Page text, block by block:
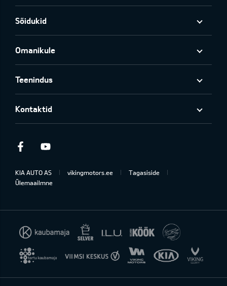
Sõidukid
Omanikule
Teenindus
Kontaktid
Facebook
KIA AUTO AS vikingmotors.ee
Tagasiside
Ülemaailmne